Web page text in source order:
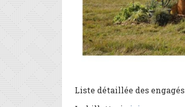
Liste détaillée des engagés